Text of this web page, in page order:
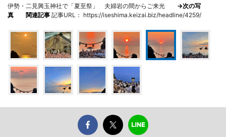
伊勢・二見興玉神社で「夏至祭」 夫婦岩の間からご来光 →次の写
真
関連記事 記事URL： https://iseshima.keizai.biz/headline/4259/